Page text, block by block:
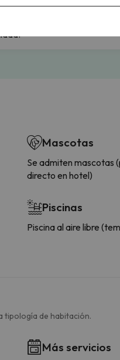
sin complicaciones
Mascotas
Se admiten mascotas
directo en hotel)
Piscinas
Piscina al aire libre
tipología de habitación.
Más servicios